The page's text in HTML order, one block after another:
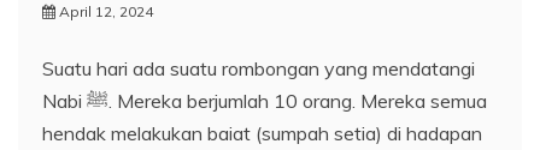
April 12, 2024
Suatu hari ada suatu rombongan yang mendatangi
Nabi ﷺ. Mereka berjumlah 10 orang. Mereka semua
hendak melakukan baiat (sumpah setia) di hadapan